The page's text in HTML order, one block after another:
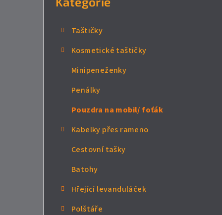
Taštičky
Kosmetické taštičky
Minipeneženky
Penálky
Pouzdra na mobil/ foťák
Kabelky přes rameno
Cestovní tašky
Batohy
Hřející levanduláček
Polštáře